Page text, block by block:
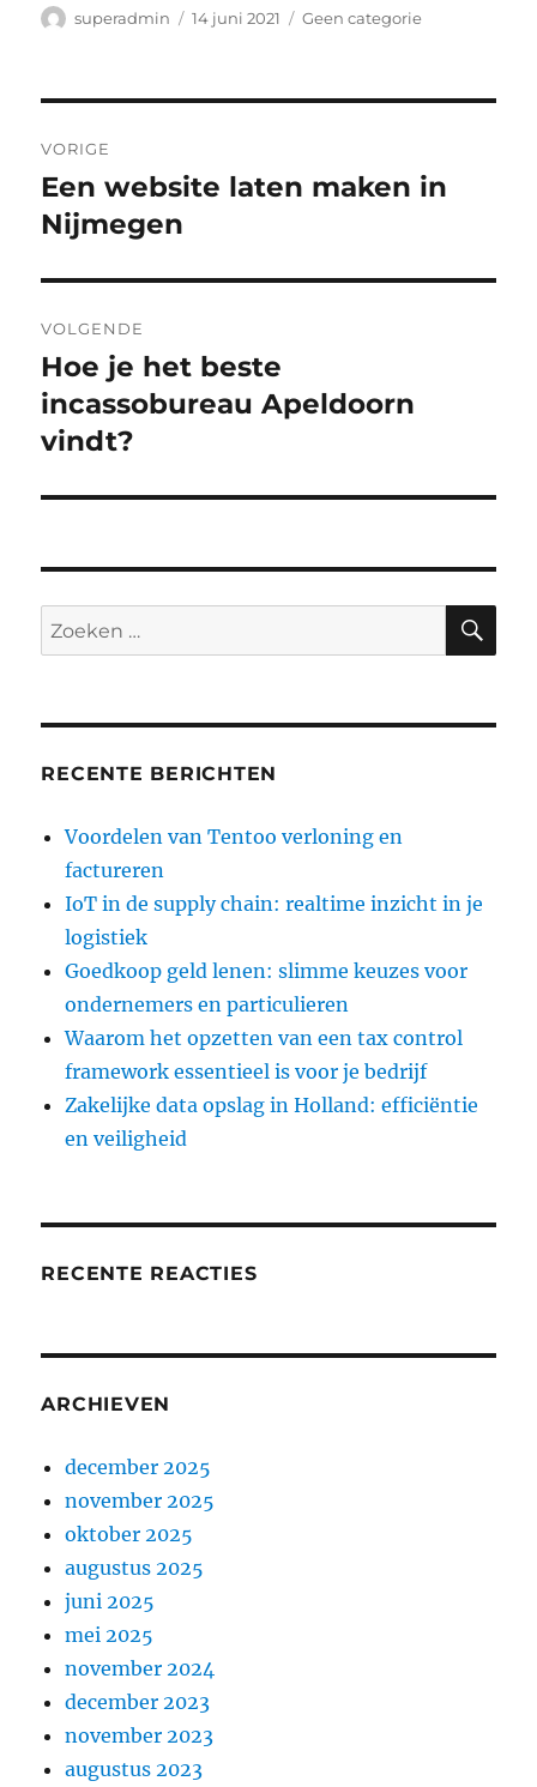
Auteur
superadmin
Geplaatst
14 juni 2021 Categorieën
Geen categorie
navigatie
VORIGE
Vorig
bericht:
Een website laten maken in
Nijmegen
VOLGENDE
Volgend
bericht:
Hoe je het beste
incassobureau Apeldoorn
vindt?
Zoeken
naar:
RECENTE BERICHTEN
Voordelen van Tentoo verloning en
factureren
IoT in de supply chain: realtime inzicht in je
logistiek
Goedkoop geld lenen: slimme keuzes voor
ondernemers en particulieren
Waarom het opzetten van een tax control
framework essentieel is voor je bedrijf
Zakelijke data opslag in Holland: efficiëntie
en veiligheid
RECENTE REACTIES
ARCHIEVEN
december 2025
november 2025
oktober 2025
augustus 2025
juni 2025
mei 2025
november 2024
december 2023
november 2023
augustus 2023